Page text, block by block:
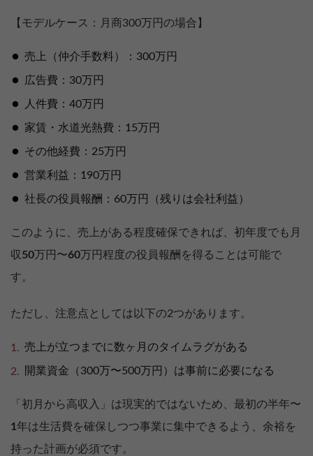
【モデルケース：月商300万円の場合】
売上（仲介手数料）：300万円
広告費：30万円
人件費：40万円
家賃・水道光熱費：15万円
その他経費：25万円
営業利益：190万円
社長の役員報酬：60万円（残りは会社利益）
このように、売上がある程度確保できれば、初年度でも月
収50万円〜60万円程度の役員報酬を得ることは可能で
す。
ただし、注意点としては以下の2つがあります。
売上が立つまでに数ヶ月のタイムラグがある
開業資金（300万〜500万円）は事前に必要になる
「初月から高収入」は現実的ではないため、最初の半年〜
1年は生活費を確保しつつ事業に集中できるよう、余裕を
持った計画が必須です。